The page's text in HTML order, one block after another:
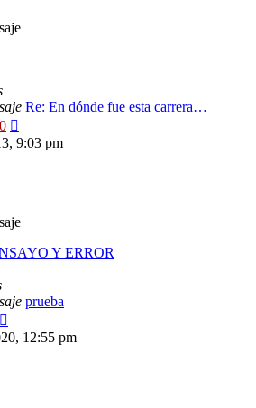
Re: En dónde fue esta carrera…
último
mensaje
9:03 pm
Y ERROR
prueba
último
12:55 pm